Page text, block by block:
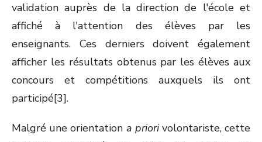
validation auprès de la direction de l'école et
affiché à l'attention des élèves par les
enseignants. Ces derniers doivent également
afficher les résultats obtenus par les élèves aux
concours et compétitions auxquels ils ont
participé[3].
Malgré une orientation a priorivolontariste, cette